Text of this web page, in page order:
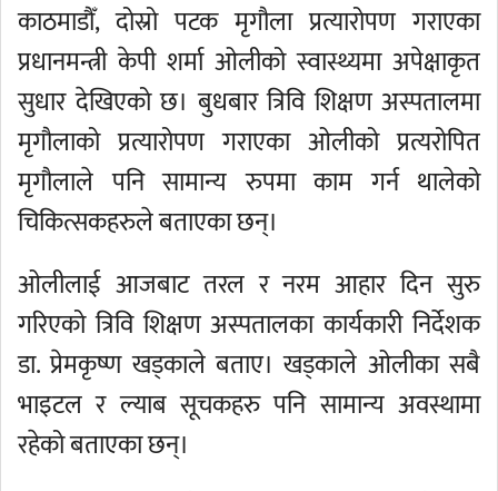
काठमाडौँ, दोस्रो पटक मृगौला प्रत्यारोपण गराएका
प्रधानमन्त्री केपी शर्मा ओलीको स्वास्थ्यमा अपेक्षाकृत
सुधार देखिएको छ। बुधबार त्रिवि शिक्षण अस्पतालमा
मृगौलाको प्रत्यारोपण गराएका ओलीको प्रत्यरोपित
मृगौलाले पनि सामान्य रुपमा काम गर्न थालेको
चिकित्सकहरुले बताएका छन्।
ओलीलाई आजबाट तरल र नरम आहार दिन सुरु
गरिएको त्रिवि शिक्षण अस्पतालका कार्यकारी निर्देशक
डा. प्रेमकृष्ण खड्काले बताए। खड्काले ओलीका सबै
भाइटल र ल्याब सूचकहरु पनि सामान्य अवस्थामा
रहेको बताएका छन्।